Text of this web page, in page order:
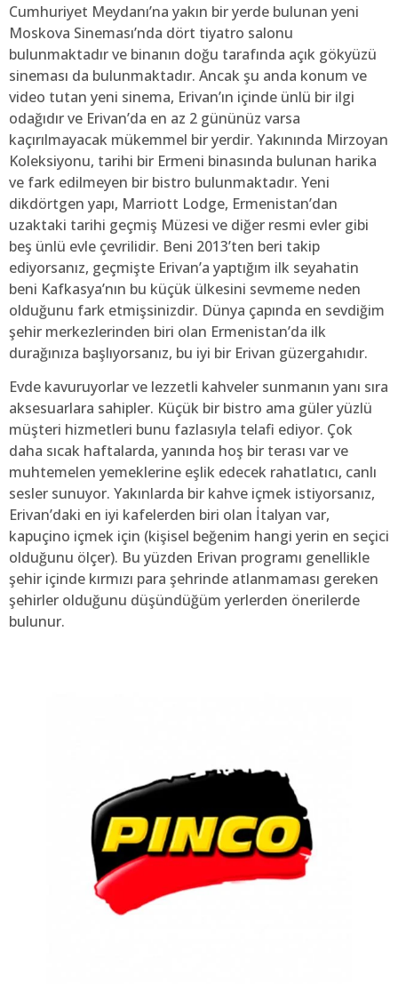
Cumhuriyet Meydanı’na yakın bir yerde bulunan yeni
Moskova Sineması’nda dört tiyatro salonu
bulunmaktadır ve binanın doğu tarafında açık gökyüzü
sineması da bulunmaktadır. Ancak şu anda konum ve
video tutan yeni sinema, Erivan’ın içinde ünlü bir ilgi
odağıdır ve Erivan’da en az 2 gününüz varsa
kaçırılmayacak mükemmel bir yerdir. Yakınında Mirzoyan
Koleksiyonu, tarihi bir Ermeni binasında bulunan harika
ve fark edilmeyen bir bistro bulunmaktadır. Yeni
dikdörtgen yapı, Marriott Lodge, Ermenistan’dan
uzaktaki tarihi geçmiş Müzesi ve diğer resmi evler gibi
beş ünlü evle çevrilidir. Beni 2013’ten beri takip
ediyorsanız, geçmişte Erivan’a yaptığım ilk seyahatin
beni Kafkasya’nın bu küçük ülkesini sevmeme neden
olduğunu fark etmişsinizdir. Dünya çapında en sevdiğim
şehir merkezlerinden biri olan Ermenistan’da ilk
durağınıza başlıyorsanız, bu iyi bir Erivan güzergahıdır.
Evde kavuruyorlar ve lezzetli kahveler sunmanın yanı sıra
aksesuarlara sahipler. Küçük bir bistro ama güler yüzlü
müşteri hizmetleri bunu fazlasıyla telafi ediyor. Çok
daha sıcak haftalarda, yanında hoş bir terası var ve
muhtemelen yemeklerine eşlik edecek rahatlatıcı, canlı
sesler sunuyor. Yakınlarda bir kahve içmek istiyorsanız,
Erivan’daki en iyi kafelerden biri olan İtalyan var,
kapuçino içmek için (kişisel beğenim hangi yerin en seçici
olduğunu ölçer). Bu yüzden Erivan programı genellikle
şehir içinde kırmızı para şehrinde atlanmaması gereken
şehirler olduğunu düşündüğüm yerlerden önerilerde
bulunur.